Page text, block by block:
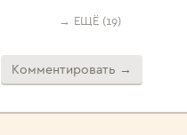
→ ЕЩЁ (19)
Комментировать →